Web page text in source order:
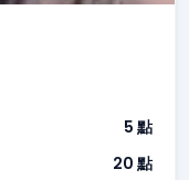
5 點
20 點